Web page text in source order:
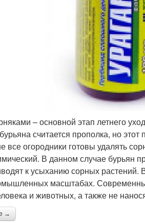
– основной этап летнего
считается прополка, но
все огородники готовы удалять
В данном случае бурьян
к усыханию сорных
масштабах.
и животных, а также не
→